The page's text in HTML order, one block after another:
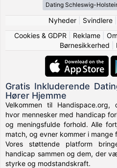
Dating Schleswig-
Nyheder| Svindlere|
Cookies & GDPR
Reklame|
Børnesikkerhed
Gratis Inkluderende
Hører Hjemme
Velkommen til
hvor mennesker med handicap
og meningsfulde forhold. Alle
match, og evner kommer i mange
Vores støttende platform
handicap sammen og dem, der
styrke og modstandskraft.